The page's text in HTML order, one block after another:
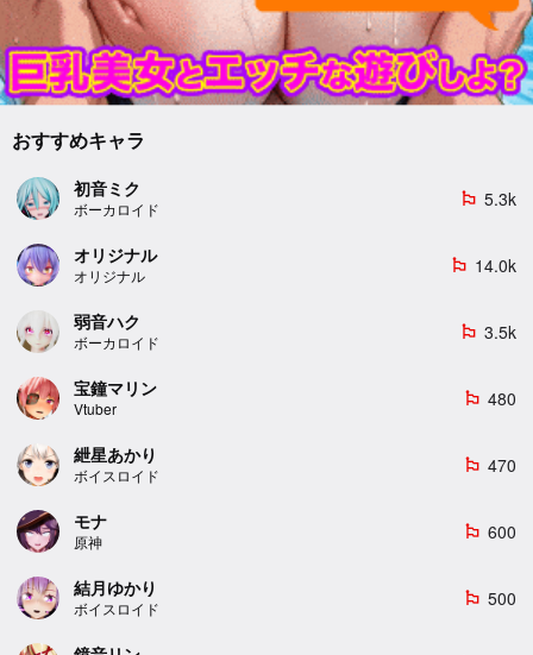
おすすめキャラ
初音ミク
ボーカロイド
emoji_flags 5.3k
オリジナル
オリジナル
emoji_flags 14.0k
弱音ハク
ボーカロイド
emoji_flags 3.5k
宝鐘マリン
Vtuber
emoji_flags 480
紲星あかり
ボイスロイド
emoji_flags 470
モナ
原神
emoji_flags 600
結月ゆかり
ボイスロイド
emoji_flags 500